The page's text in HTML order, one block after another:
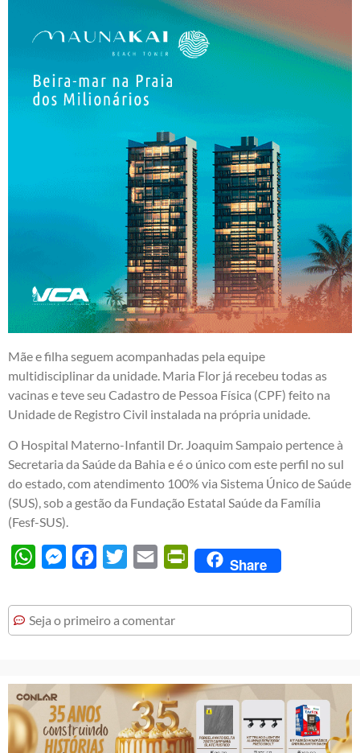
Mãe e filha seguem acompanhadas pela equipe
multidisciplinar da unidade. Maria Flor já recebeu todas as
vacinas e teve seu Cadastro de Pessoa Física (CPF) feito na
Unidade de Registro Civil instalada na própria unidade.
O Hospital Materno-Infantil Dr. Joaquim Sampaio pertence à
Secretaria da Saúde da Bahia e é o único com este perfil no sul
do estado, com atendimento 100% via Sistema Único de Saúde
(SUS), sob a gestão da Fundação Estatal Saúde da Família
(Fesf-SUS).
WhatsAppMessengerFacebook
Twitter Email PrintFriendly
Share
Seja o primeiro a comentar